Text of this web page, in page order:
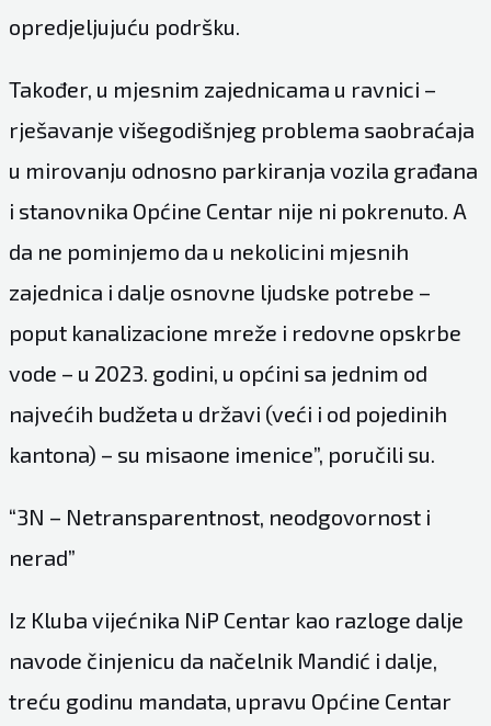
opredjeljujuću podršku.
Također, u mjesnim zajednicama u ravnici –
rješavanje višegodišnjeg problema saobraćaja
u mirovanju odnosno parkiranja vozila građana
i stanovnika Općine Centar nije ni pokrenuto. A
da ne pominjemo da u nekolicini mjesnih
zajednica i dalje osnovne ljudske potrebe –
poput kanalizacione mreže i redovne opskrbe
vode – u 2023. godini, u općini sa jednim od
najvećih budžeta u državi (veći i od pojedinih
kantona) – su misaone imenice”, poručili su.
“3N – Netransparentnost, neodgovornost i
nerad”
Iz Kluba vijećnika NiP Centar kao razloge dalje
navode činjenicu da načelnik Mandić i dalje,
treću godinu mandata, upravu Općine Centar